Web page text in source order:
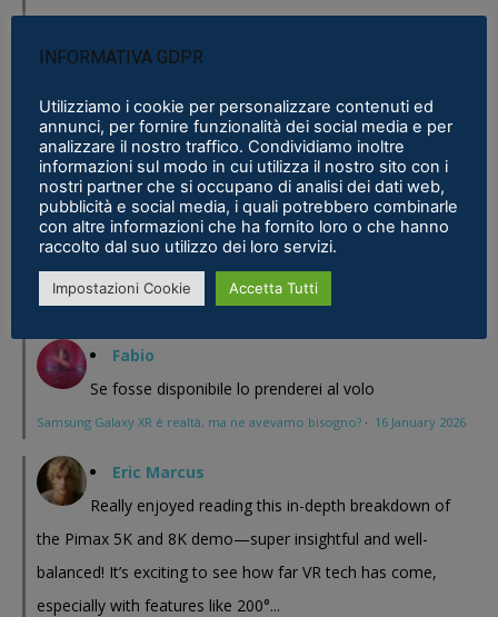
massimo · 5 March 2026
Stefano Emilio Marcon
Vediamo cosa mi realizzeranno in questi anni , Play
for Dream al CES 2026 ha presentato un bel modello chissa'
magari Pico se ne esce con un prodotto a buon prezzo . In
sostanza i prodotti cinesi...
Meta Phoenix: Trovato riferimento all'interno dell'ultimo firmware per
Quest - VR ITALIA·25 February 2026
Fabio
Se fosse disponibile lo prenderei al volo
Samsung Galaxy XR è realtà, ma ne avevamo bisogno? · 16 January 2026
Eric Marcus
Really enjoyed reading this in-depth breakdown of
the Pimax 5K and 8K demo—super insightful and well-
balanced! It’s exciting to see how far VR tech has come,
especially with features like 200°...
INFORMATIVA GDPR
Utilizziamo i cookie per personalizzare contenuti ed
annunci, per fornire funzionalità dei social media e per
analizzare il nostro traffico. Condividiamo inoltre
informazioni sul modo in cui utilizza il nostro sito con i
nostri partner che si occupano di analisi dei dati web,
pubblicità e social media, i quali potrebbero combinarle
con altre informazioni che ha fornito loro o che hanno
raccolto dal suo utilizzo dei loro servizi.
Impostazioni Cookie Accetta Tutti